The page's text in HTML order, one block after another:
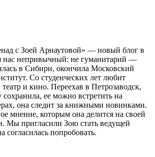
с Зоей Арнаутовой» — новый блог в
нас непривычный: не гуманитарий —
в Сибири, окончила Московский
Со студенческих лет любит
театр и кино. Переехав в Петрозаводск,
сохранила, ее можно встретить на
она следит за книжными новинками.
мнение, которым она делится на своей
Мы пригласили Зою стать ведущей
согласилась попробовать.